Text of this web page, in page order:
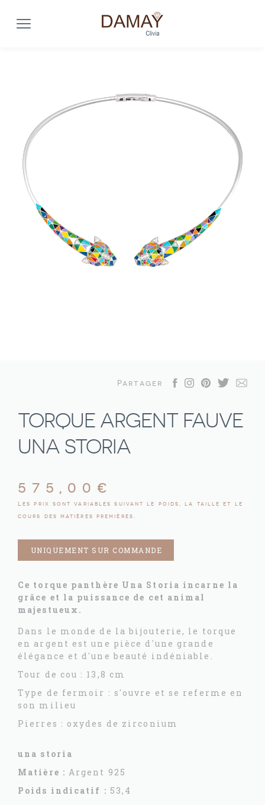
Partager
TORQUE ARGENT FAUVE
UNA STORIA
575,00 €
Les prix sont variables suivant le poids, la taille et le
cours des matières premières.
UNIQUEMENT SUR COMMANDE
Ce torque panthère Una Storia incarne la
grâce et la puissance de cet animal
majestueux.
Dans le monde de la bijouterie, le torque
en argent est une pièce d'une grande
élégance et d'une beauté indéniable.
Tour de cou : 13,8 cm
Type de fermoir : s'ouvre et se referme en
son milieu
Pierres : oxydes de zirconium
una storia
Matière : Argent 925
Poids indicatif : 53,4